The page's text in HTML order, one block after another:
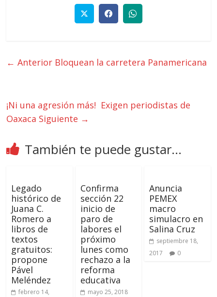
← Anterior Bloquean la carretera Panamericana
¡Ni una agresión más! Exigen periodistas de
Oaxaca Siguiente →
También te puede gustar...
Legado
histórico de
Juana C.
Romero a
libros de
textos
gratuitos:
propone
Pável
Meléndez
febrero 14,
Confirma
sección 22
inicio de
paro de
labores el
próximo
lunes como
rechazo a la
reforma
educativa
mayo 25, 2018
Anuncia
PEMEX
macro
simulacro en
Salina Cruz
septiembre 18,
2017
0